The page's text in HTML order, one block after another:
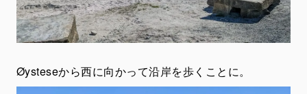
Øysteseから西に向かって沿岸を歩くことに。